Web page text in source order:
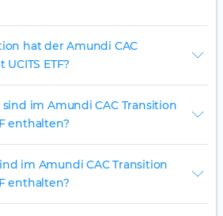
hat der Amundi CAC
ETF?
im Amundi CAC Transition
enthalten?
im Amundi CAC Transition
enthalten?